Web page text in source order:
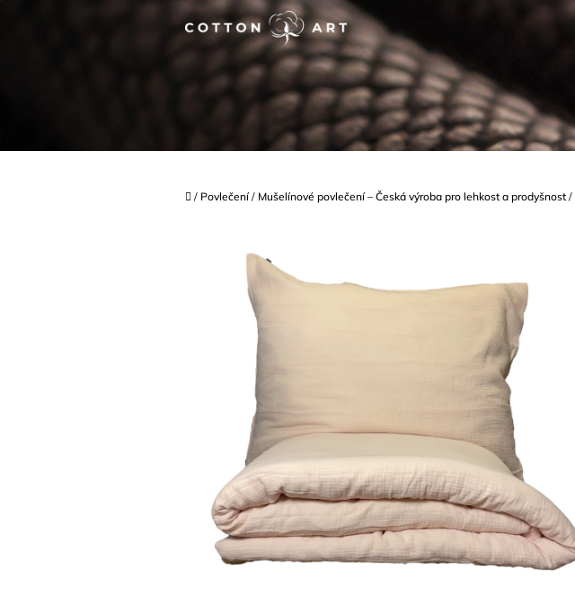
Domů
/ Povlečení / Mušelínové povlečení – Česká výroba pro lehkost a prodyšnost /